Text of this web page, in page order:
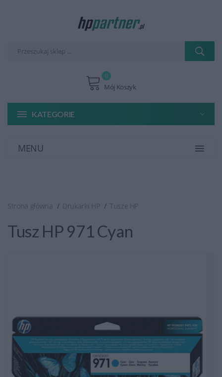
Mój Koszyk
0
KATEGORIE
MENU
Strona główna Drukarki HP Tusze HP
Tusz HP 971 Cyan